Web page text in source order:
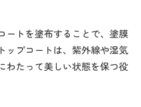
ートを塗布することで、塗膜
ップコートは、紫外線や湿気
わたって美しい状態を保つ役